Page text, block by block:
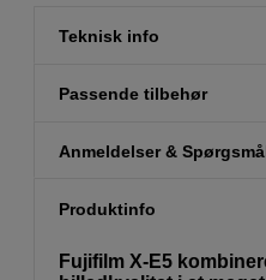
Teknisk info
Passende tilbehør
Anmeldelser &
Produktinfo
Fujifilm X-E5